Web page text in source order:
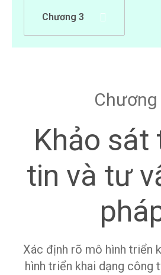
Chương 3
Chương
Khảo sát
tin và tư
Xác định rõ mô hình triển
hình triển khai dạng công